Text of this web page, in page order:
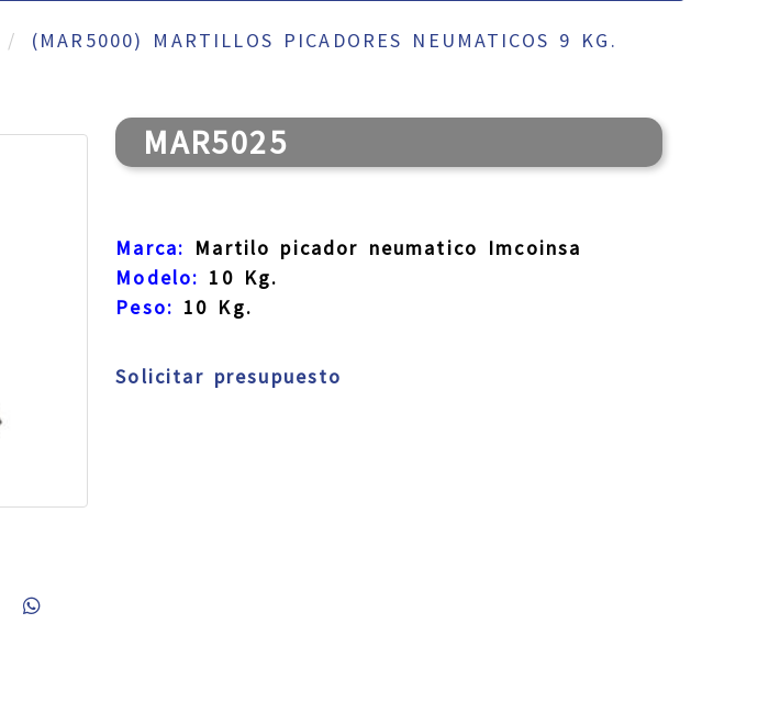
(MAR5000) MARTILLOS PICADORES NEUMATICOS 9 KG.
MAR5025
Marca: Martilo picador neumatico Imcoinsa
Modelo: 10 Kg.
Peso: 10 Kg.
Solicitar presupuesto